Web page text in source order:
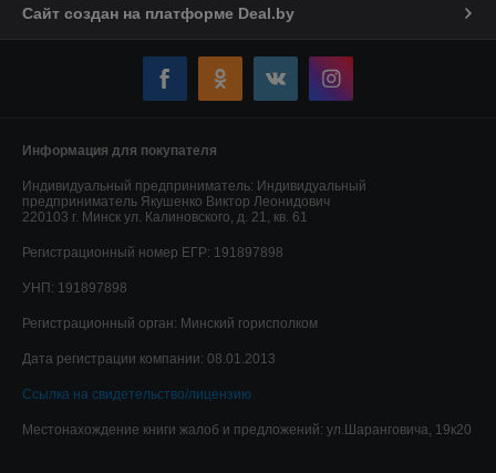
Сайт создан на платформе Deal.by
Информация для покупателя
Индивидуальный предприниматель: Индивидуальный
предприниматель Якушенко Виктор Леонидович
220103 г. Минск ул. Калиновского, д. 21, кв. 61
Регистрационный номер ЕГР: 191897898
УНП: 191897898
Регистрационный орган: Минский горисполком
Дата регистрации компании: 08.01.2013
Ссылка на свидетельство/лицензию
Местонахождение книги жалоб и предложений: ул.Шаранговича, 19к20